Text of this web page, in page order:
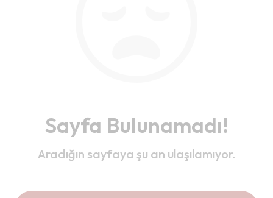
Sayfa Bulunamadı!
Aradığın sayfaya şu an ulaşılamıyor.